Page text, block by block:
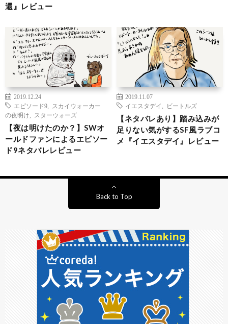
還』レビュー
2019.12.24
エピソード9
スカイウォーカー
の夜明け
スターウォーズ
【夜は明けたのか？】SWオ
ールドファンによるエピソー
ド9ネタバレレビュー
2019.11.07
イエスタデイ
ビートルズ
【ネタバレあり】踏み込みが
足りない気がするSF風ラブコ
メ『イエスタデイ』レビュー
Back to Top